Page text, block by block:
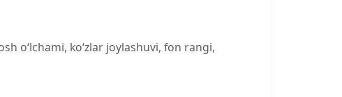
o‘lchami, ko‘zlar joylashuvi, fon rangi,